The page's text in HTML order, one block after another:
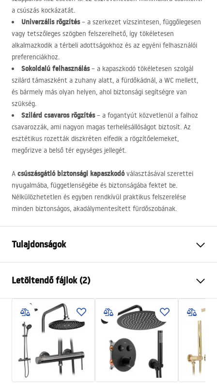
a csúszás kockázatát.
Univerzális rögzítés– a szerkezet vízszintesen, függőlegesen
vagy tetszőleges szögben felszerelhető, így tökéletesen
alkalmazkodik a térbeli adottságokhoz és az egyéni felhasználói
preferenciákhoz.
Sokoldalú felhasználás– a kapaszkodó tökéletesen szolgál
szilárd támaszként a zuhany alatt, a fürdőkádnál, a WC mellett,
és bármely más olyan helyen, ahol biztonsági segítségre van
szükség.
Szilárd csavaros rögzítés– a fogantyút közvetlenül a falhoz
csavarozzák, ami nagyon magas terhelésállóságot biztosít. Az
esztétikus rozetták diszkréten elfedik a rögzítőelemeket,
megőrizve a belső tér egységes jellegét.
A csúszásgátló biztonsági kapaszkodóválasztásával szerettei
nyugalmába, függetlenségébe és biztonságába fektet be.
Nélkülözhetetlen és egyben rendkívül praktikus felszerelése
minden biztonságos, akadálymentesített fürdőszobának.
Tulajdonságok
Anyag
Felszerelés
Csavarozható
Szélesség
430mm
Magasság
mm
Mélység
80mm
Garancia
24 Hónap
Letöltendő fájlok (2)
Garanciális feltételek
Warranty_Terms_and_Conditions_Accessories_-_24.pdf
Biztonsági információk
Safety_Information_Accessories.pdf